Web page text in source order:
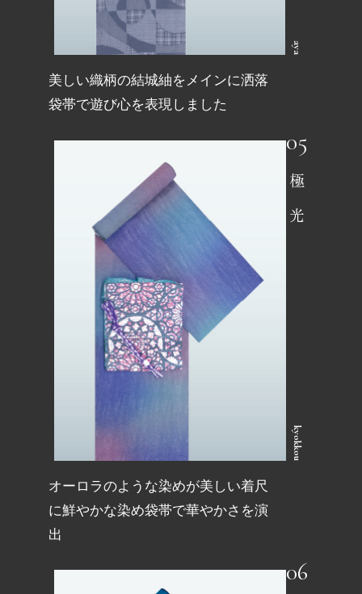
aya
美しい織柄の結城紬をメインに洒落
袋帯で遊び心を表現しました
極光
kyokkou
オーロラのような染めが美しい着尺
に鮮やかな染め袋帯で華やかさを演
出